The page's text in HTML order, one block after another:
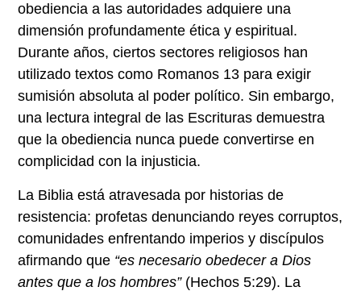
obediencia a las autoridades adquiere una
dimensión profundamente ética y espiritual.
Durante años, ciertos sectores religiosos han
utilizado textos como Romanos 13 para exigir
sumisión absoluta al poder político. Sin embargo,
una lectura integral de las Escrituras demuestra
que la obediencia nunca puede convertirse en
complicidad con la injusticia.
La Biblia está atravesada por historias de
resistencia: profetas denunciando reyes corruptos,
comunidades enfrentando imperios y discípulos
afirmando que “es necesario obedecer a Dios
antes que a los hombres”(Hechos 5:29). La